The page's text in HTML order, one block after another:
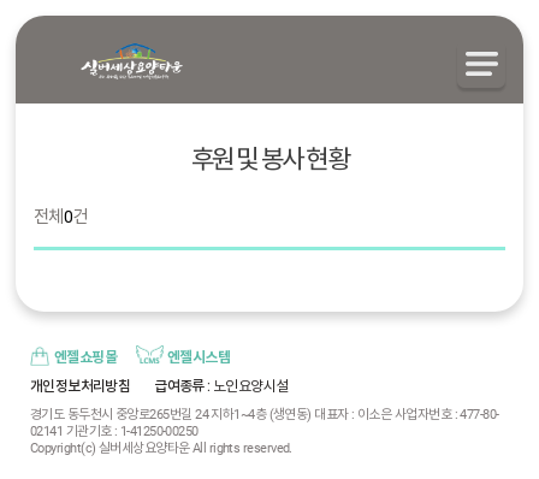
후원 및 봉사 현황
전체0건
엔젤쇼핑몰
엔젤시스템
개인정보처리방침
급여종류: 노인요양시설
경기도 동두천시 중앙로265번길 24 지하1~4층 (생연동) 대표자 : 이소은 사업자번호 : 477-80-
02141 기관기호 : 1-41250-00250
Copyright(c) 실버세상요양타운 All rights reserved.